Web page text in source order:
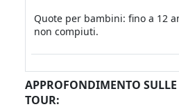
Quote per bambini: fino a 12
non compiuti.
APPROFONDIMENTO
TOUR: